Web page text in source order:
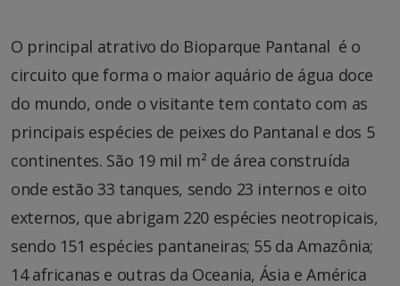
O principal atrativo do Bioparque Pantanal é o
circuito que forma o maior aquário de água doce
do mundo, onde o visitante tem contato com as
principais espécies de peixes do Pantanal e dos 5
continentes. São 19 mil m² de área construída
onde estão 33 tanques, sendo 23 internos e oito
externos, que abrigam 220 espécies neotropicais,
sendo 151 espécies pantaneiras; 55 da Amazônia;
14 africanas e outras da Oceania, Ásia e América